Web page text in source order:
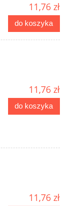
11,76 zł
do koszyka
11,76 zł
do koszyka
11,76 zł